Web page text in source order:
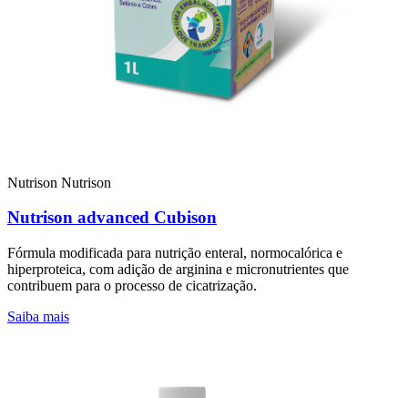
Nutrison Nutrison
Nutrison advanced Cubison
Fórmula modificada para nutrição enteral, normocalórica e
hiperproteica, com adição de arginina e micronutrientes que
contribuem para o processo de cicatrização.
Saiba mais